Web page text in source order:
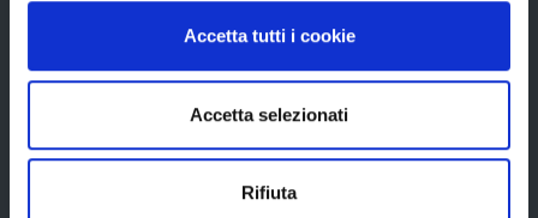
Accetta tutti i cookie
Accetta selezionati
Rifiuta